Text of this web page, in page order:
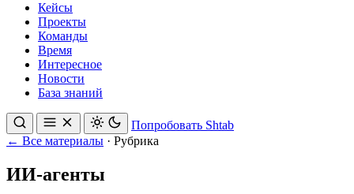
Кейсы
Проекты
Команды
Время
Интересное
Новости
База знаний
Попробовать Shtab
← Все материалы · Рубрика
ИИ-агенты